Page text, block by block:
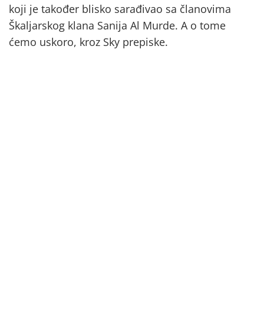
koji je također blisko sarađivao sa članovima
Škaljarskog klana Sanija Al Murde. A o tome
ćemo uskoro, kroz Sky prepiske.